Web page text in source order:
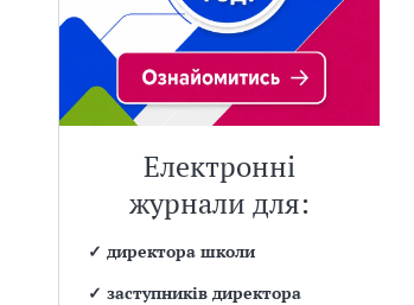
Електронні
журнали для:
✓ директора школи
✓ заступників директора